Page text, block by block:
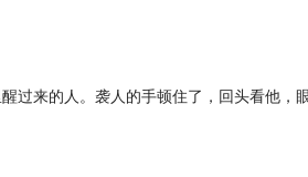
来的人。袭人的手顿住了，回头看他，